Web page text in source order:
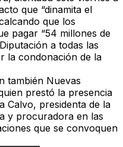
que “dinamita el
que los
pagar “54 millones de
a todas las
la condonación de la
también Nuevas
prestó la presencia
Calvo, presidenta de la
y procuradora en las
que se convoquen